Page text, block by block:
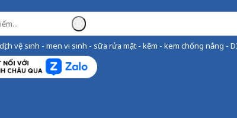
vệ sinh - men vi sinh - sữa rửa mặt - kẽm - kem chống nắng -